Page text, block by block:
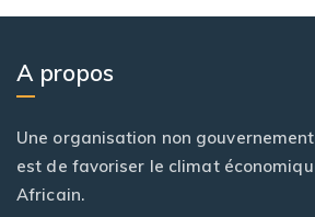
A propos
Une organisation non
est de favoriser le climat
Africain.